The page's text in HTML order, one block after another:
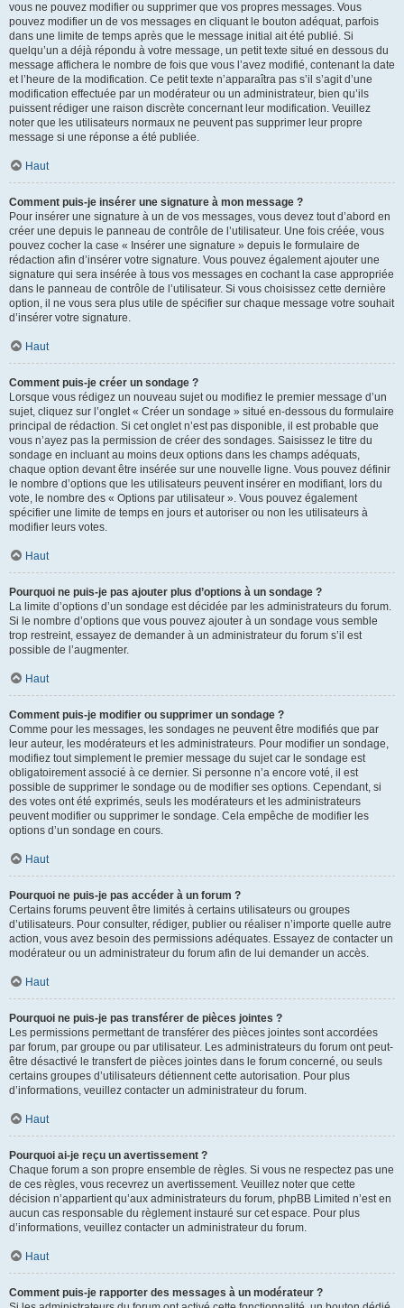
vous ne pouvez modifier ou supprimer que vos propres messages. Vous
pouvez modifier un de vos messages en cliquant le bouton adéquat, parfois
dans une limite de temps après que le message initial ait été publié. Si
quelqu’un a déjà répondu à votre message, un petit texte situé en dessous du
message affichera le nombre de fois que vous l’avez modifié, contenant la date
et l’heure de la modification. Ce petit texte n’apparaîtra pas s’il s’agit d’une
modification effectuée par un modérateur ou un administrateur, bien qu’ils
puissent rédiger une raison discrète concernant leur modification. Veuillez
noter que les utilisateurs normaux ne peuvent pas supprimer leur propre
message si une réponse a été publiée.
Haut
Comment puis-je insérer une signature à mon message ?
Pour insérer une signature à un de vos messages, vous devez tout d’abord en
créer une depuis le panneau de contrôle de l’utilisateur. Une fois créée, vous
pouvez cocher la case « Insérer une signature » depuis le formulaire de
rédaction afin d’insérer votre signature. Vous pouvez également ajouter une
signature qui sera insérée à tous vos messages en cochant la case appropriée
dans le panneau de contrôle de l’utilisateur. Si vous choisissez cette dernière
option, il ne vous sera plus utile de spécifier sur chaque message votre souhait
d’insérer votre signature.
Haut
Comment puis-je créer un sondage ?
Lorsque vous rédigez un nouveau sujet ou modifiez le premier message d’un
sujet, cliquez sur l’onglet « Créer un sondage » situé en-dessous du formulaire
principal de rédaction. Si cet onglet n’est pas disponible, il est probable que
vous n’ayez pas la permission de créer des sondages. Saisissez le titre du
sondage en incluant au moins deux options dans les champs adéquats,
chaque option devant être insérée sur une nouvelle ligne. Vous pouvez définir
le nombre d’options que les utilisateurs peuvent insérer en modifiant, lors du
vote, le nombre des « Options par utilisateur ». Vous pouvez également
spécifier une limite de temps en jours et autoriser ou non les utilisateurs à
modifier leurs votes.
Haut
Pourquoi ne puis-je pas ajouter plus d’options à un sondage ?
La limite d’options d’un sondage est décidée par les administrateurs du forum.
Si le nombre d’options que vous pouvez ajouter à un sondage vous semble
trop restreint, essayez de demander à un administrateur du forum s’il est
possible de l’augmenter.
Haut
Comment puis-je modifier ou supprimer un sondage ?
Comme pour les messages, les sondages ne peuvent être modifiés que par
leur auteur, les modérateurs et les administrateurs. Pour modifier un sondage,
modifiez tout simplement le premier message du sujet car le sondage est
obligatoirement associé à ce dernier. Si personne n’a encore voté, il est
possible de supprimer le sondage ou de modifier ses options. Cependant, si
des votes ont été exprimés, seuls les modérateurs et les administrateurs
peuvent modifier ou supprimer le sondage. Cela empêche de modifier les
options d’un sondage en cours.
Haut
Pourquoi ne puis-je pas accéder à un forum ?
Certains forums peuvent être limités à certains utilisateurs ou groupes
d’utilisateurs. Pour consulter, rédiger, publier ou réaliser n’importe quelle autre
action, vous avez besoin des permissions adéquates. Essayez de contacter un
modérateur ou un administrateur du forum afin de lui demander un accès.
Haut
Pourquoi ne puis-je pas transférer de pièces jointes ?
Les permissions permettant de transférer des pièces jointes sont accordées
par forum, par groupe ou par utilisateur. Les administrateurs du forum ont peut-
être désactivé le transfert de pièces jointes dans le forum concerné, ou seuls
certains groupes d’utilisateurs détiennent cette autorisation. Pour plus
d’informations, veuillez contacter un administrateur du forum.
Haut
Pourquoi ai-je reçu un avertissement ?
Chaque forum a son propre ensemble de règles. Si vous ne respectez pas une
de ces règles, vous recevrez un avertissement. Veuillez noter que cette
décision n’appartient qu’aux administrateurs du forum, phpBB Limited n’est en
aucun cas responsable du règlement instauré sur cet espace. Pour plus
d’informations, veuillez contacter un administrateur du forum.
Haut
Comment puis-je rapporter des messages à un modérateur ?